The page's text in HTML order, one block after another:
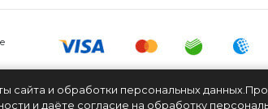
и обработки персональных
и даёте согласие на обработку